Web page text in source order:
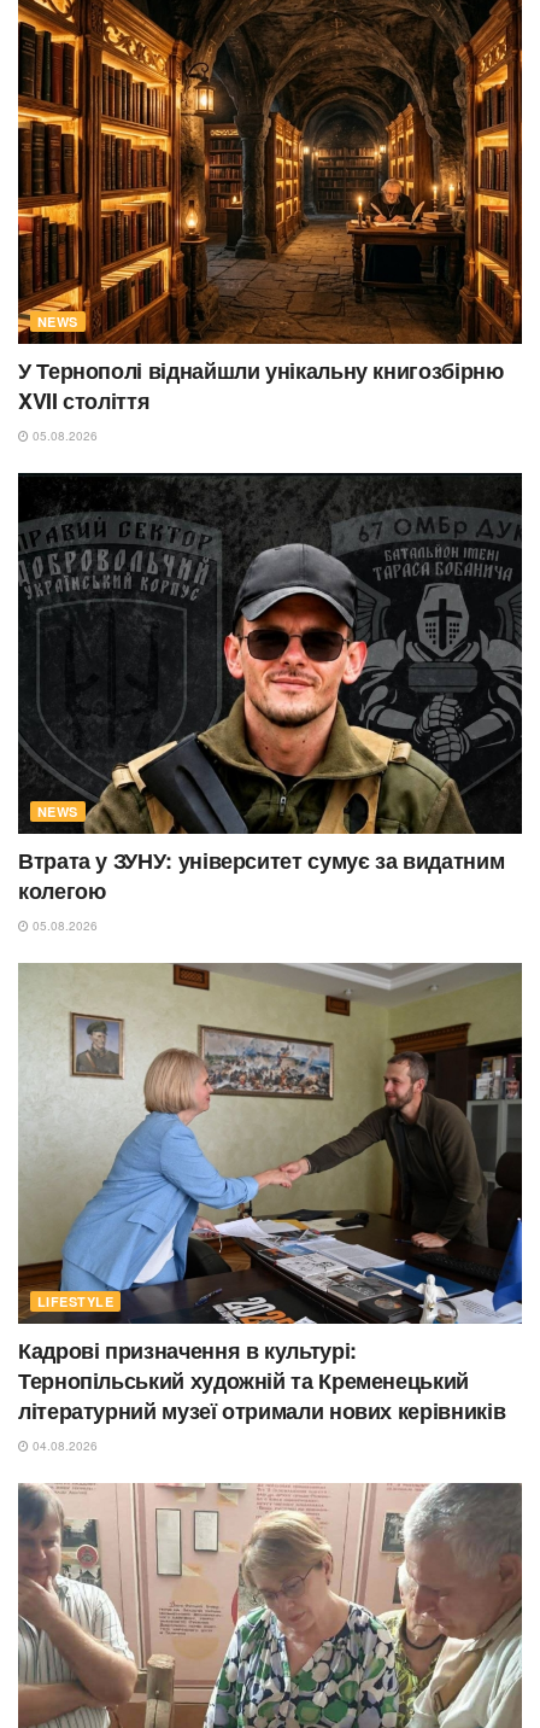
NEWS
У Тернополі віднайшли унікальну книгозбірню
XVII століття
05.08.2026
NEWS
Втрата у ЗУНУ: університет сумує за видатним
колегою
05.08.2026
LIFESTYLE
Кадрові призначення в культурі:
Тернопільський художній та Кременецький
літературний музеї отримали нових керівників
04.08.2026